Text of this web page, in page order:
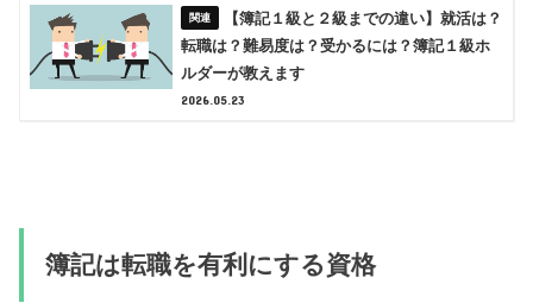
【簿記１級と２級までの違い】就活は？
転職は？難易度は？受かるには？簿記１級ホ
ルダーが教えます
2026.05.23
簿記は転職を有利にする資格